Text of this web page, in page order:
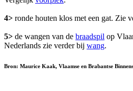
4> ronde houten klos met een gat. Zie
5> de wangen van de braadspil op
Nederlands zie verder bij wang.
Bron: Maurice Kaak, Vlaamse en Brabantse